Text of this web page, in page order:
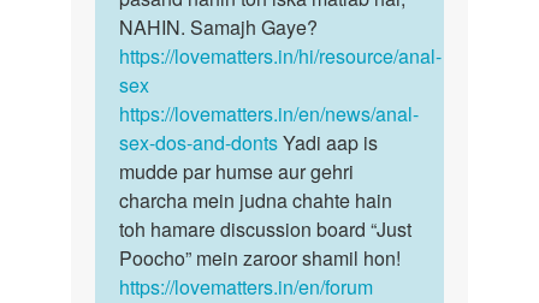
NAHIN. Samajh Gaye?
https://lovematters.in/hi/resource/anal-
sex
https://lovematters.in/en/news/anal-
sex-dos-and-dontsYadi aap is
mudde par humse aur gehri
charcha mein judna chahte hain
toh hamare discussion board “Just
Poocho” mein zaroor shamil hon!
https://lovematters.in/en/forum